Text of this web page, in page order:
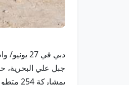
دبي في
بمشاركة 254 متطوعاً، سجلوا 508 ساعات عمل تطوعية.